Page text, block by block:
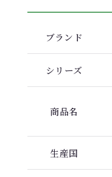
ブランド
シリーズ
商品名
生産国